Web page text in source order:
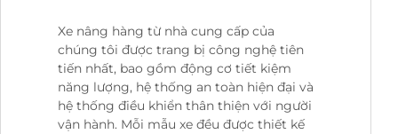
Xe nâng hàng từ nhà cung cấp của
chúng tôi được trang bị công nghệ tiên
tiến nhất, bao gồm động cơ tiết kiệm
năng lượng, hệ thống an toàn hiện đại và
hệ thống điều khiển thân thiện với người
vận hành. Mỗi mẫu xe đều được thiết kế